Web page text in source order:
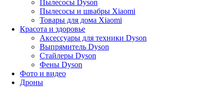
Пылесосы Dyson
Пылесосы и швабры Xiaomi
Товары для дома Xiaomi
Красота и здоровье
Аксессуары для техники Dyson
Выпрямитель Dyson
Стайлеры Dyson
Фены Dyson
Фото и видео
Дроны